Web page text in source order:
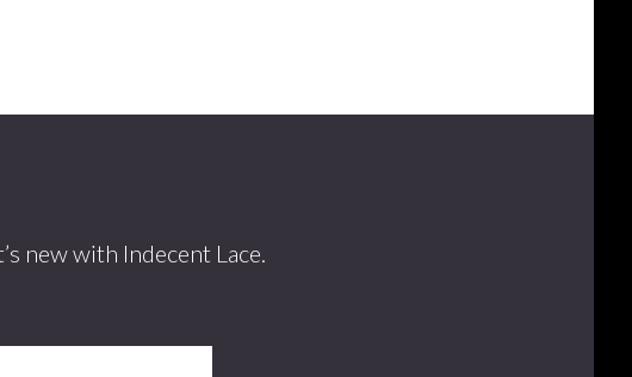
new with Indecent Lace.